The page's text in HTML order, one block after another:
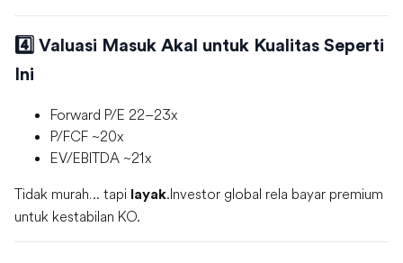
4️⃣ Valuasi Masuk Akal untuk Kualitas Seperti
Ini
Forward P/E 22–23x
P/FCF ~20x
EV/EBITDA ~21x
Tidak murah… tapi
layak.Investor global rela bayar premium
untuk kestabilan KO.